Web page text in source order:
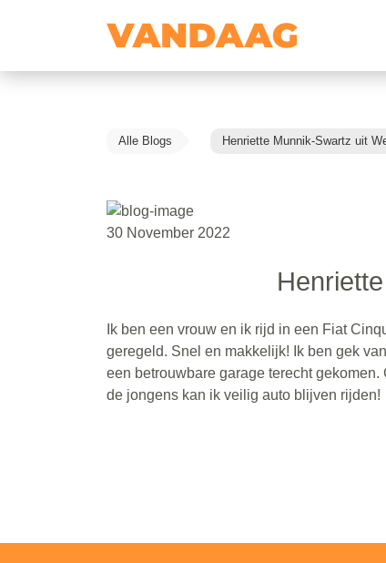
Alle Blogs Henriette Munnik-Swartz uit
30 November 2022
Ik ben een vrouw en ik rijd in een Fiat
geregeld. Snel en makkelijk! Ik ben gek
een betrouwbare garage terecht gekomen.
de jongens kan ik veilig auto blijven rijden!